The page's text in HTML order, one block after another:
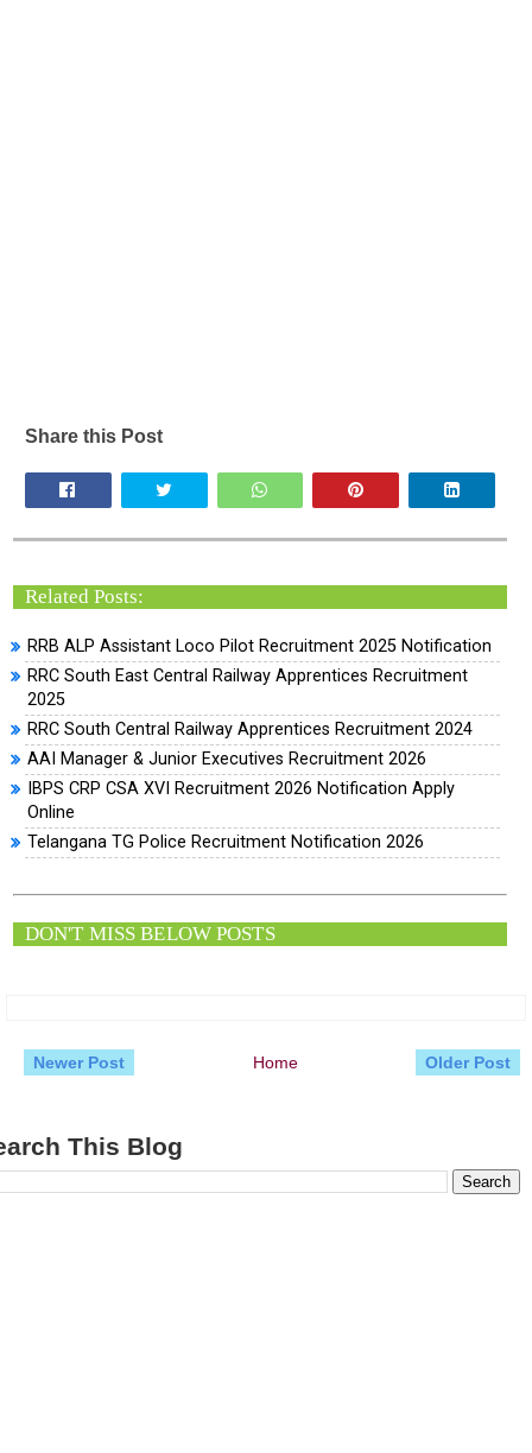
Share this Post
Related Posts:
RRB ALP Assistant Loco Pilot Recruitment 2025 Notification
RRC South East Central Railway Apprentices Recruitment
2025
RRC South Central Railway Apprentices Recruitment 2024
AAI Manager & Junior Executives Recruitment 2026
IBPS CRP CSA XVI Recruitment 2026 Notification Apply
Online
Telangana TG Police Recruitment Notification 2026
DON'T MISS BELOW POSTS
Newer Post Older Post
Home
This Blog